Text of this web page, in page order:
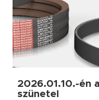
2026.01.10.-én
szünetel